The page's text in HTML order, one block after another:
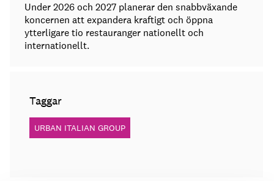
Under 2026 och 2027 planerar den snabbväxande
koncernen att expandera kraftigt och öppna
ytterligare tio restauranger nationellt och
internationellt.
Taggar
URBAN ITALIAN GROUP